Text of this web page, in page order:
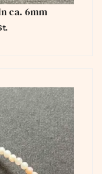
ca. 6mm